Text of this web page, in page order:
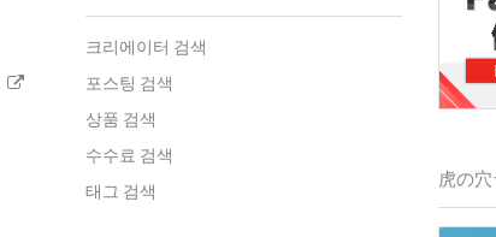
크리에이터 검색
포스팅 검색
상품 검색
수수료 검색
태그 검색
虎の